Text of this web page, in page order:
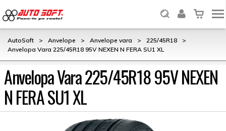
AutoSoft > Anvelope > Anvelope vara > 225/45R18
>
Anvelopa Vara 225/45R18 95V NEXEN N FERA SU1 XL
Anvelopa Vara 225/45R18 95V NEXEN
N FERA SU1 XL